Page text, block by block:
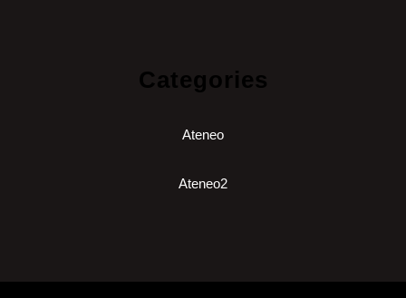
Categories
Ateneo
Ateneo2